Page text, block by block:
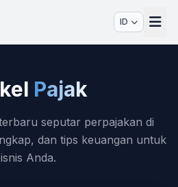
ID
Pajak
seputar perpajakan di
dan tips keuangan untuk
Anda.